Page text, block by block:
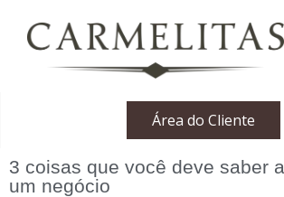
Área do Cliente
3 coisas que você deve saber
um negócio